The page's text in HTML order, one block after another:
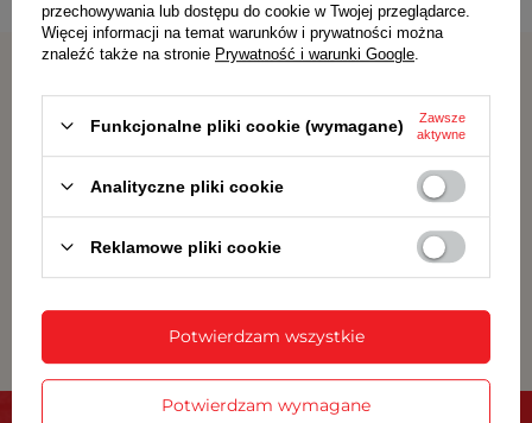
Atrakcyjne ceny
produktów
Szybka dostawa
dla zamówień od 69 zł
przechowywania lub dostępu do cookie w Twojej przeglądarce.
Więcej informacji na temat warunków i prywatności można
znaleźć także na stronie Prywatność i warunki Google
Funkcjonalne pliki cookie (wymagane)
Zawsze
aktywne
Analityczne pliki cookie
Reklamowe pliki cookie
Potwierdzam wymagane
Potwierdzam wszystkie